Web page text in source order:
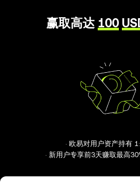
赢取高达 100
· 欧易对用户资产持有
· 新用户专享前3天赚取最高